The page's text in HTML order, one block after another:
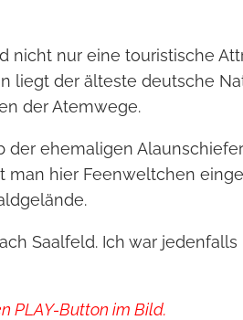
nicht nur eine touristische
liegt der älteste deutsche
der Atemwege.
der ehemaligen
man hier Feenweltchen
Saalfeld. Ich war jedenfalls
PLAY-Button im Bild.